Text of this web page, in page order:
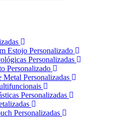
Estojo Personalizado
Personalizadas
Personalizado
Metal Personalizadas
Personalizadas
Personalizadas